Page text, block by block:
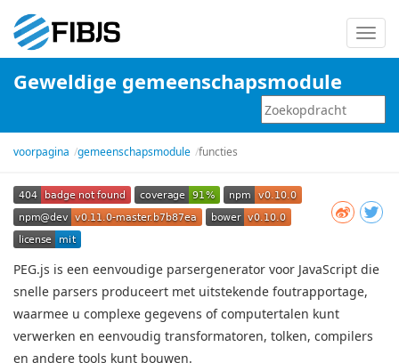
Geweldige gemeenschapsmodule
voorpagina gemeenschapsmodule functies
PEG.js is een eenvoudige parsergenerator voor JavaScript die
snelle parsers produceert met uitstekende foutrapportage,
waarmee u complexe gegevens of computertalen kunt
verwerken en eenvoudig transformatoren, tolken, compilers
en andere tools kunt bouwen.